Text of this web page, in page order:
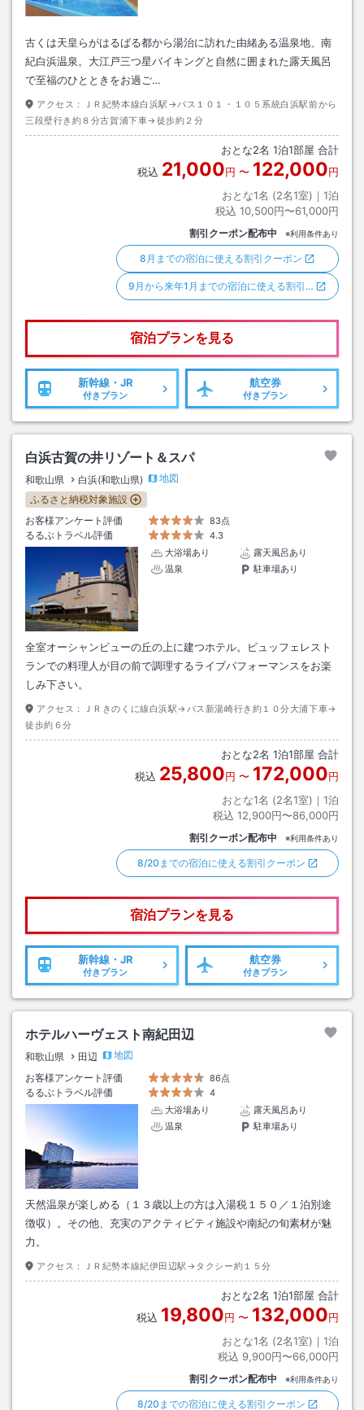
古くは天皇らがはるばる都から湯治に訪れた由緒ある温泉地、南
紀白浜温泉。大江戸三つ星バイキングと自然に囲まれた露天風呂
で至福のひとときをお過ご…
アクセス：
ＪＲ紀勢本線白浜駅→バス１０１・１０５系統白浜駅前から
三段壁行き約８分古賀浦下車→徒歩約２分
おとな2名 1泊1部屋 合計
税込 21,000円 〜 122,000円
おとな1名 (2名1室)｜ 1泊
税込 10,500円〜61,000円
割引クーポン配布中 ※利用条件あり
8月までの宿泊に使える割引クーポン
9月から来年1月までの宿泊に使える割引…
宿泊プランを見る
新幹線・JR
付きプラン
航空券
付きプラン
白浜古賀の井リゾート＆スパ
和歌山県 白浜(和歌山県)
地図
ふるさと納税対象施設
お客様アンケート評価
83点
るるぶトラベル評価
4.3
大浴場あり
露天風呂あり
温泉
駐車場あり
全室オーシャンビューの丘の上に建つホテル。ビュッフェレスト
ランでの料理人が目の前で調理するライブパフォーマンスをお楽
しみ下さい。
アクセス：
ＪＲきのくに線白浜駅→バス新湯崎行き約１０分大浦下車→
徒歩約６分
おとな2名 1泊1部屋 合計
税込 25,800円 〜 172,000円
おとな1名 (2名1室)｜ 1泊
税込 12,900円〜86,000円
割引クーポン配布中 ※利用条件あり
8/20までの宿泊に使える割引クーポン
宿泊プランを見る
新幹線・JR
付きプラン
航空券
付きプラン
ホテルハーヴェスト南紀田辺
和歌山県 田辺
地図
お客様アンケート評価
86点
るるぶトラベル評価
4
大浴場あり
露天風呂あり
温泉
駐車場あり
天然温泉が楽しめる（１３歳以上の方は入湯税１５０／１泊別途
徴収）。その他、充実のアクティビティ施設や南紀の旬素材が魅
力。
アクセス： ＪＲ紀勢本線紀伊田辺駅→タクシー約１５分
おとな2名 1泊1部屋 合計
税込 19,800円 〜 132,000円
おとな1名 (2名1室)｜ 1泊
税込 9,900円〜66,000円
割引クーポン配布中 ※利用条件あり
8/20までの宿泊に使える割引クーポン